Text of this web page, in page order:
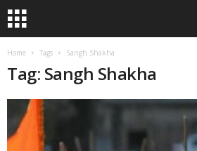
Home Tags Sangh Shakha
Tag: Sangh Shakha